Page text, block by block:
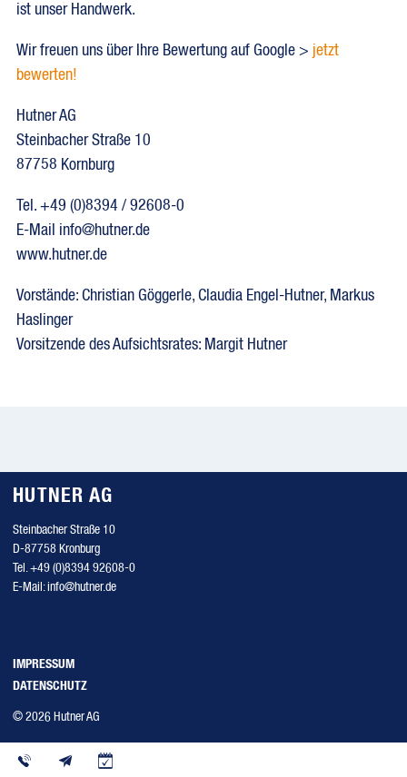
ist unser Handwerk.
Wir freuen uns über Ihre Bewertung auf Google > jetzt
bewerten!
Hutner AG
Steinbacher Straße 10
87758 Kornburg
Tel. +49 (0)8394 / 92608-0
E-Mail info@hutner.de
www.hutner.de
Vorstände: Christian Göggerle, Claudia Engel-Hutner, Markus
Haslinger
Vorsitzende des Aufsichtsrates: Margit Hutner
HUTNER AG
Steinbacher Straße 10
D-87758 Kronburg
Tel.+49 (0)8394 92608-0
E-Mail:info@hutner.de
IMPRESSUM
DATENSCHUTZ
© 2026 Hutner AG